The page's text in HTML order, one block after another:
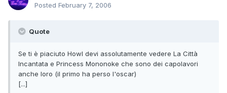
Posted February 7, 2006
Quote
Se ti è piaciuto Howl devi assolutamente vedere La Città
Incantata e Princess Mononoke che sono dei capolavori
anche loro (il primo ha perso l'oscar)
[...]